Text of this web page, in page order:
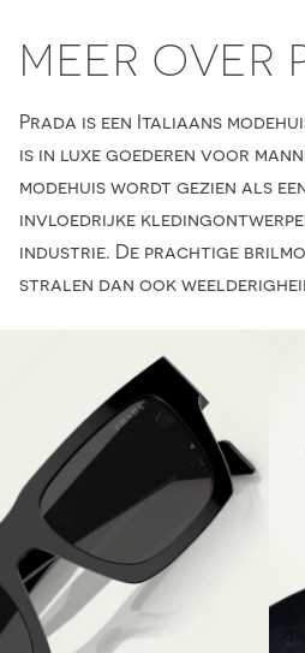
MEER OVER
Prada is een Italiaans
is in luxe goederen voor
modehuis wordt gezien als
invloedrijke
industrie. De prachtige
stralen dan ook